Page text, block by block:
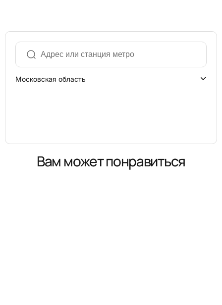
Московская область
Вам может понравиться